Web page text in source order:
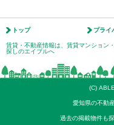
トップ プライ
賃貸・不動産情報は、賃貸マンション
探しのエイブルへ
(C)
愛知県の不動
過去の掲載物件も